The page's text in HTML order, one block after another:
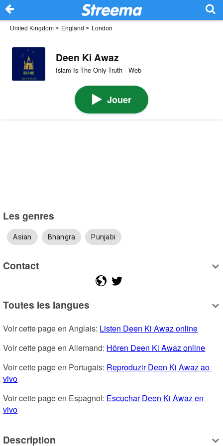
United Kingdom > England > London
Deen Ki Awaz
Islam Is The Only Truth · Web
Jouer
Les genres
Asian Bhangra Punjabi
Contact
Toutes les langues
Voir cette page en Anglais: Listen Deen Ki Awaz online
Voir cette page en Allemand: Hören Deen Ki Awaz online
Voir cette page en Portugais: Reproduzir Deen Ki Awaz ao
vivo
Voir cette page en Espagnol: Escuchar Deen Ki Awaz en
vivo
Description